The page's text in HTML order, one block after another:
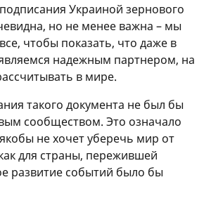
Украиной зернового
но не менее важна – мы
чтобы показать, что даже в
надежным партнером, на
в мире.
такого документа не был бы
сообществом. Это означало
не хочет уберечь мир от
для страны, пережившей
развитие событий было бы